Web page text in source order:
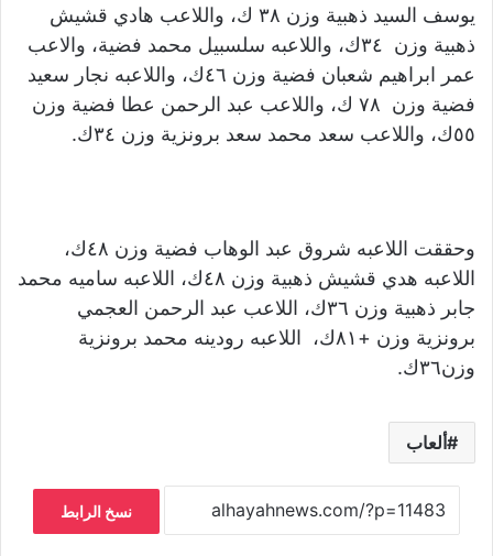
يوسف السيد ذهبية وزن ٣٨ ك، واللاعب هادي قشيش
ذهبية وزن ٣٤ك، واللاعبه سلسبيل محمد فضية، والاعب
عمر ابراهيم شعبان فضية وزن ٤٦ك، واللاعبه نجار سعيد
فضية وزن ٧٨ ك، واللاعب عبد الرحمن عطا فضية وزن
٥٥ك، واللاعب سعد محمد سعد برونزية وزن ٣٤ك.
وحققت اللاعبه شروق عبد الوهاب فضية وزن ٤٨ك،
اللاعبه هدي قشيش ذهبية وزن ٤٨ك، اللاعبه ساميه محمد
جابر ذهبية وزن ٣٦ك، اللاعب عبد الرحمن العجمي
برونزية وزن +٨١ك، اللاعبه رودينه محمد برونزية
وزن٣٦ك.
ألعاب
نسخ الرابط